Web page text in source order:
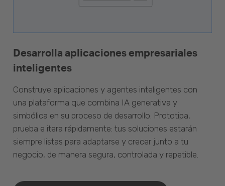
Desarrolla aplicaciones empresariales
inteligentes
Construye aplicaciones y agentes inteligentes con
una plataforma que combina IA generativa y
simbólica en su proceso de desarrollo. Prototipa,
prueba e itera rápidamente: tus soluciones estarán
siempre listas para adaptarse y crecer junto a tu
negocio, de manera segura, controlada y repetible.